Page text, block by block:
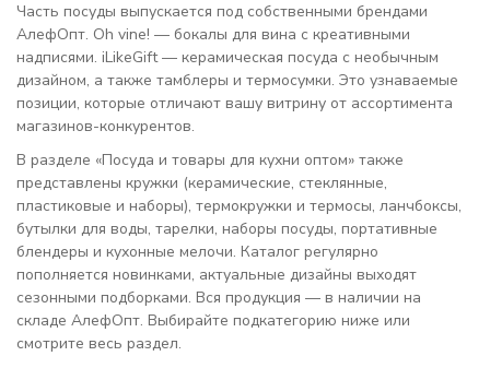
Часть посуды выпускается под собственными брендами
АлефОпт. Oh vine! — бокалы для вина с креативными
надписями. iLikeGift — керамическая посуда с необычным
дизайном, а также тамблеры и термосумки. Это узнаваемые
позиции, которые отличают вашу витрину от ассортимента
магазинов-конкурентов.
В разделе «Посуда и товары для кухни оптом» также
представлены кружки (керамические, стеклянные,
пластиковые и наборы), термокружки и термосы, ланчбоксы,
бутылки для воды, тарелки, наборы посуды, портативные
блендеры и кухонные мелочи. Каталог регулярно
пополняется новинками, актуальные дизайны выходят
сезонными подборками. Вся продукция — в наличии на
складе АлефОпт. Выбирайте подкатегорию ниже или
смотрите весь раздел.